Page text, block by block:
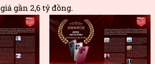
gần 2,6 tỷ đồng.